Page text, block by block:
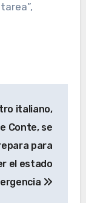
italiano,
Conte, se
para
el estado